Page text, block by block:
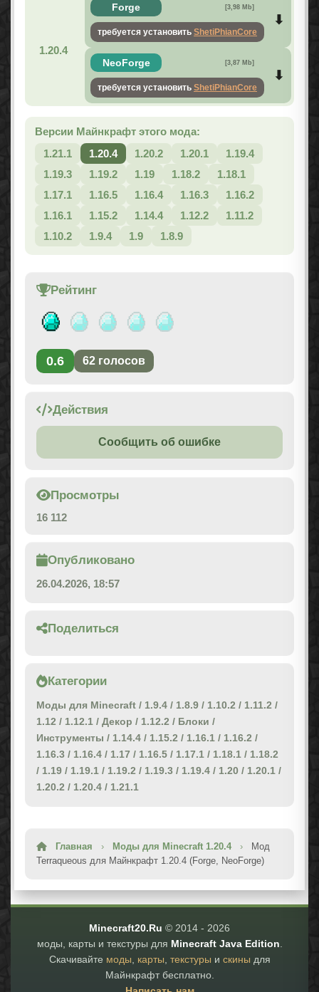
1.20.4
Forge [3,98 Mb]
требуется установить ShetiPhianCore
NeoForge [3,87 Mb]
требуется установить ShetiPhianCore
Версии Майнкрафт этого мода:
1.21.1
1.20.4 1.20.2 1.20.1
1.19.4
1.19.3
1.19.2 1.19 1.18.2
1.18.1
1.17.1
1.16.5 1.16.4 1.16.3
1.16.2
1.16.1
1.15.2 1.14.4 1.12.2
1.11.2
1.10.2
1.9.4 1.9 1.8.9
Рейтинг
0.6 62 голосов
Действия
Сообщить об ошибке
Просмотры
16 112
Опубликовано
26.04.2026, 18:57
Поделиться
Категории
Моды для Minecraft / 1.9.4 / 1.8.9 / 1.10.2 / 1.11.2 /
1.12 / 1.12.1 / Декор / 1.12.2 / Блоки /
Инструменты / 1.14.4 / 1.15.2 / 1.16.1 / 1.16.2 /
1.16.3 / 1.16.4 / 1.17 / 1.16.5 / 1.17.1 / 1.18.1 / 1.18.2
/ 1.19 / 1.19.1 / 1.19.2 / 1.19.3 / 1.19.4 / 1.20 / 1.20.1 /
1.20.2 / 1.20.4 / 1.21.1
Главная › Моды для Minecraft 1.20.4 ›
Мод
Terraqueous для Майнкрафт 1.20.4 (Forge, NeoForge)
Minecraft20.Ru © 2014 - 2026
моды, карты и текстуры для Minecraft Java Edition
Скачивайте моды карты текстуры и скины для
Майнкрафт бесплатно.